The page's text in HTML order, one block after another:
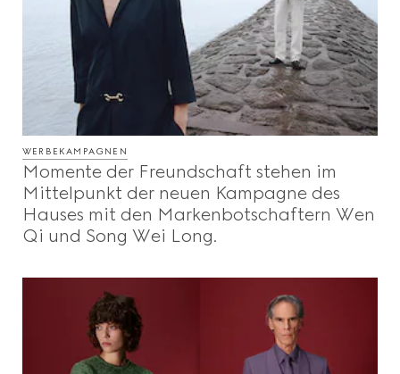
WERBEKAMPAGNEN
Momente der Freundschaft stehen im
Mittelpunkt der neuen Kampagne des
Hauses mit den Markenbotschaftern Wen
Qi und Song Wei Long.